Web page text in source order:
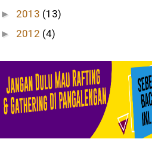
► 2013 (13)
► 2012 (4)